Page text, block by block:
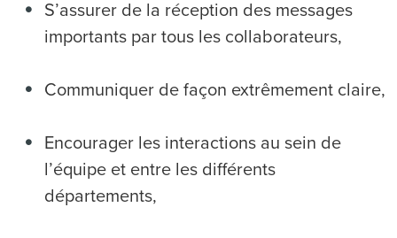
S’assurer de la réception des messages
importants par tous les collaborateurs,
Communiquer de façon extrêmement claire,
Encourager les interactions au sein de
l’équipe et entre les différents
départements,